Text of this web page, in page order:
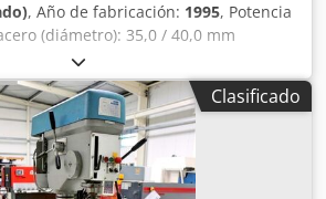
, Año de fabricación: 1995, Potencia
(diámetro): 35,0 / 40,0 mm
de perforación: 180 mm
65,0 - 1.750 rpm Cedpfxozl E Uhj
mesa: 615 x 420 mm Diámetro de la
0,1 / 0,2 / 0,3 mm/rev Cono del
motor: 0,9 / 1,5 kW Peso: 450 kg
x ancho x alto): 800 x 650 x 1850 mm
Clasificado